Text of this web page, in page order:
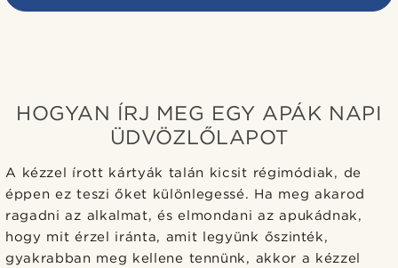
HOGYAN ÍRJ MEG EGY APÁK NAPI
ÜDVÖZLŐLAPOT
A kézzel írott kártyák talán kicsit régimódiak, de
éppen ez teszi őket különlegessé. Ha meg akarod
ragadni az alkalmat, és elmondani az apukádnak,
hogy mit érzel iránta, amit legyünk őszinték,
gyakrabban meg kellene tennünk, akkor a kézzel